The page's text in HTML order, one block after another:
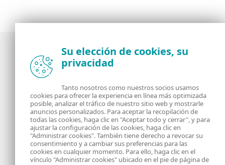
Noticias, opiniones y análisis de la comunidad de
seguridad de ESET
Acerca de RSS Feed
Contáctanos Dirección
Información Legal Política de Cookies
Su elección de cookies, su
privacidad
Tanto nosotros como nuestros socios usamos
cookies para ofrecer la experiencia en línea más optimizada
posible, analizar el tráfico de nuestro sitio web y mostrarle
anuncios personalizados. Para aceptar la recopilación de
todas las cookies, haga clic en "Aceptar todo y cerrar", y para
ajustar la configuración de las cookies, haga clic en
"Administrar cookies". También tiene derecho a revocar su
consentimiento y a cambiar sus preferencias para las
cookies en cualquier momento. Para ello, haga clic en el
vínculo "Administrar cookies" ubicado en el pie de página de